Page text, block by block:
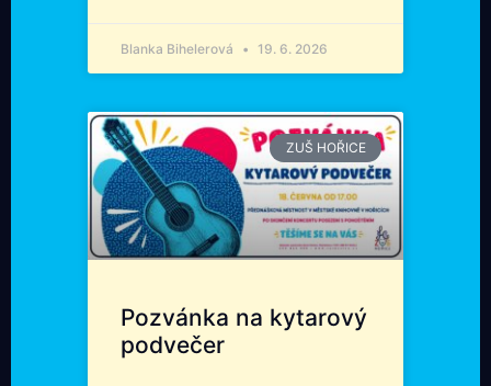
Blanka Bihelerová 19. 6. 2026
ZUŠ HOŘICE
Pozvánka na kytarový
podvečer